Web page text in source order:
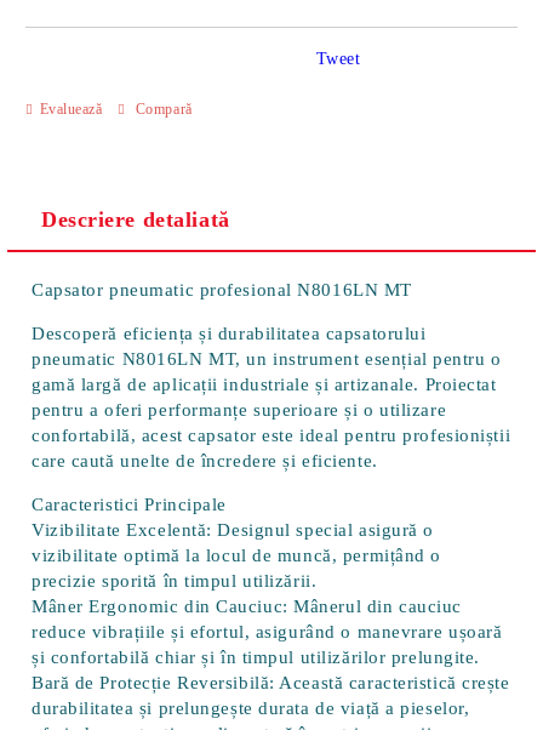
Evaluează Compară
Tweet
Descriere detaliată
Capsator pneumatic profesional N8016LN MT
Descoperă eficiența și durabilitatea capsatorului
pneumatic N8016LN MT, un instrument esențial pentru o
gamă largă de aplicații industriale și artizanale. Proiectat
pentru a oferi performanțe superioare și o utilizare
confortabilă, acest capsator este ideal pentru profesioniștii
care caută unelte de încredere și eficiente.
Caracteristici Principale
Vizibilitate Excelentă: Designul special asigură o
vizibilitate optimă la locul de muncă, permițând o
precizie sporită în timpul utilizării.
Mâner Ergonomic din Cauciuc: Mânerul din cauciuc
reduce vibrațiile și efortul, asigurând o manevrare ușoară
și confortabilă chiar și în timpul utilizărilor prelungite.
Bară de Protecție Reversibilă: Această caracteristică crește
durabilitatea și prelungește durata de viață a pieselor,